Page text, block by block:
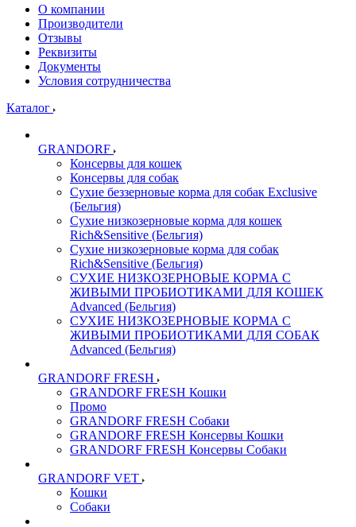
О компании
Производители
Отзывы
Реквизиты
Документы
Условия сотрудничества
Каталог
GRANDORF
Консервы для кошек
Консервы для собак
Сухие беззерновые корма для собак Exclusive
(Бельгия)
Сухие низкозерновые корма для кошек
Rich&Sensitive (Бельгия)
Сухие низкозерновые корма для собак
Rich&Sensitive (Бельгия)
СУХИЕ НИЗКОЗЕРНОВЫЕ КОРМА С
ЖИВЫМИ ПРОБИОТИКАМИ ДЛЯ КОШЕК
Advanced (Бельгия)
СУХИЕ НИЗКОЗЕРНОВЫЕ КОРМА С
ЖИВЫМИ ПРОБИОТИКАМИ ДЛЯ СОБАК
Advanced (Бельгия)
GRANDORF FRESH
GRANDORF FRESH Кошки
Промо
GRANDORF FRESH Собаки
GRANDORF FRESH Консервы Кошки
GRANDORF FRESH Консервы Собаки
GRANDORF VET
Кошки
Собаки